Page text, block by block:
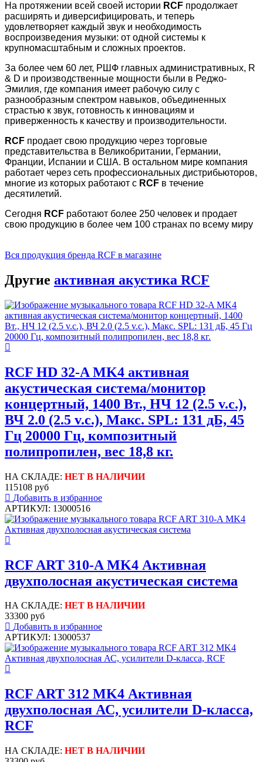
На протяжении всей своей истории RCF продолжает
расширять и диверсифицировать, и теперь
удовлетворяет каждый звук и необходимость
воспроизведения музыки: от одной системы к
крупномасштабным и сложных проектов.
За более чем 60 лет, РШФ главных административных, R
& D и производственные мощности были в Реджо-
Эмилия, где компания имеет рабочую силу с
разнообразным спектром навыков, объединенных
страстью к звук, готовность к инновациям и
приверженность к качеству и производительности.
RCF продает свою продукцию через торговые
представительства в Великобритании, Германии,
Франции, Испании и США. В остальном мире компания
работает через сеть профессиональных дистрибьюторов,
многие из которых работают с RCF в течение
десятилетий.
Сегодня RCF работают более 250 человек и продает
свою продукцию в более чем 100 странах по всему миру
Вся продукция бренда RCF в магазине
Другие активная акустика RCF
RCF HD 32-A MK4 активная
акустическая система/монитор
концертный, 1400 Вт., НЧ 12 (2.5 v.c.),
ВЧ 2.0 (2.5 v.c.), Макс. SPL: 131 дБ, 45
Гц 20000 Гц, композитный
полипропилен, вес 18,8 кг.
НА СКЛАДЕ: НЕТ В НАЛИЧИИ
115108 руб
Добавить в избранное
АРТИКУЛ: 13000516
RCF ART 310-A MK4 Активная
двухполосная акустическая система
НА СКЛАДЕ: НЕТ В НАЛИЧИИ
33300 руб
Добавить в избранное
АРТИКУЛ: 13000537
RCF ART 312 MK4 Активная
двухполосная АС, усилители D-класса,
RCF
НА СКЛАДЕ: НЕТ В НАЛИЧИИ